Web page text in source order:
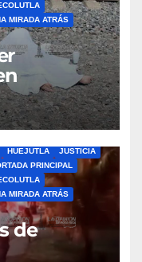
MIRADA ATRÁS
HUEJUTLA
JUSTICIA
PRINCIPAL
MIRADA ATRÁS
de